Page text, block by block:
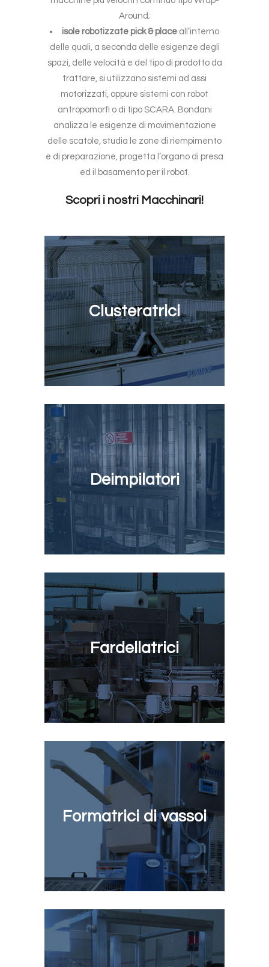
Around;
isole robotizzate pick & place all’interno
delle quali, a seconda delle esigenze degli
spazi, delle velocità e del tipo di prodotto da
trattare, si utilizzano sistemi ad assi
motorizzati, oppure sistemi con robot
antropomorfi o di tipo SCARA. Bondani
analizza le esigenze di movimentazione
delle scatole, studia le zone di riempimento
e di preparazione, progetta l’organo di presa
ed il basamento per il robot.
Scopri i nostri Macchinari!
Clusteratrici
Deimpilatori
Fardellatrici
Formatrici di vassoi